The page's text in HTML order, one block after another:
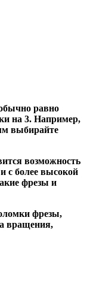
равно
на 3. Например,
выбирайте
возможность
с более высокой
фрезы и
фрезы,
вращения,